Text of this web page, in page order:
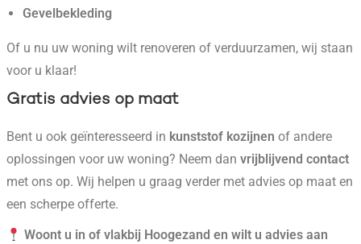
Gevelbekleding
Of u nu uw woning wilt renoveren of verduurzamen, wij staan
voor u klaar!
Gratis advies op maat
Bent u ook geïnteresseerd in kunststof kozijnen of andere
oplossingen voor uw woning? Neem dan vrijblijvend contact
met ons op. Wij helpen u graag verder met advies op maat en
een scherpe offerte.
Woont u in of vlakbij Hoogezand en wilt u advies aan